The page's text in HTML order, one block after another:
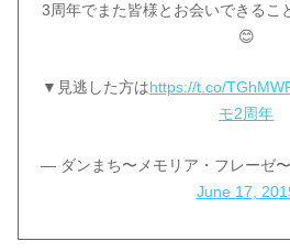
3周年でまた皆様とお会いできるこ
😊
▼見逃した方はhttps://t.co/
モ2周年
— ダンまち〜メモリア・フレーゼ
June 17,